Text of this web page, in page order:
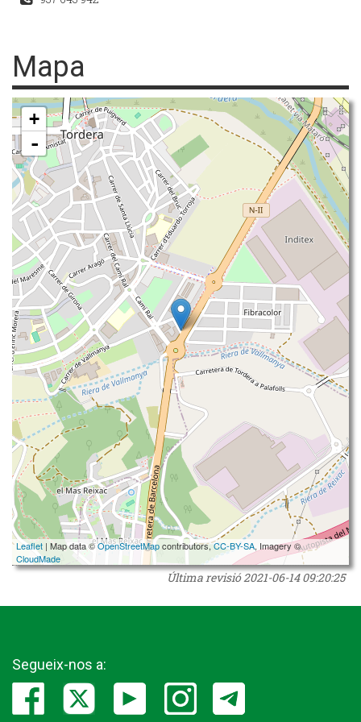
Mapa
+
-
Leaflet | Map data ©OpenStreetMapcontributors,CC-BY-SA, Imagery ©
CloudMade
Última revisió2021-06-14 09:20:25
Segueix-nos a: